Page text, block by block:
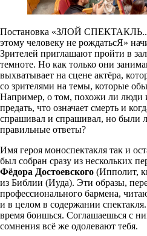
Постановка «ЗЛОЙ
этому человеку не рождатьсЯ»
Зрителей приглашают пройти в
темноте. Но как только они
выхватывает на сцене актёра,
со зрителями на темы, которые
Например, о том, похожи ли люди
предать, что означает смерть и
спрашивал и спрашивал, но были
правильные ответы?
Имя героя моноспектакля так и
был собран сразу из нескольких
Фёдора Достоевского (Ипполит,
из Библии (Иуда). Эти образы,
профессионального бармена,
и в целом в содержании
время боишься. Соглашаешься с
сомнения всё же одолевают тебя.